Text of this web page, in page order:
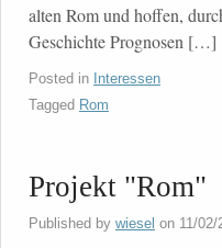
alten Rom und hoffen,
Geschichte Prognosen […]
Posted in Interessen
Tagged Rom
Projekt "Rom"
Published by wiesel on 11/02/